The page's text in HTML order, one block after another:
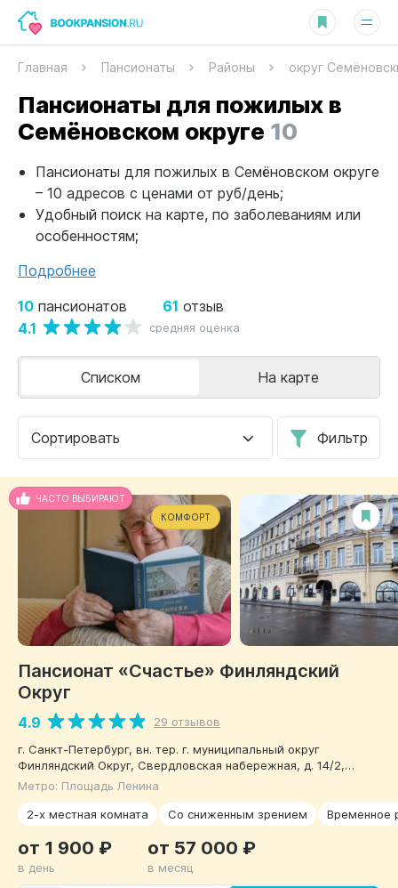
Главная Пансионаты Районы округ
Пансионаты для пожилых в
Семёновском округе 10
Пансионаты для пожилых в Семёновском округе
– 10 адресов с ценами от руб/день;
Удобный поиск на карте, по заболеваниям или
особенностям;
Подробнее
10 пансионатов 61 отзыв
4.1 средняя оценка
Сортировать Фильтр
Списком На карте
ЧАСТО ВЫБИРАЮТ
КОМФОРТ
Пансионат «Счастье» Финляндский
Округ
4.9
29 отзывов
г. Санкт-Петербург, вн. тер. г. муниципальный округ
Финляндский Округ, Свердловская набережная, д. 14/2,
литера А, помещение 1-Н, помещ. 24-Н
Метро: Площадь Ленина
2-х местная комната
Со сниженным зрением Временное
от 1 900 ₽
в день
от 57 000 ₽
в месяц